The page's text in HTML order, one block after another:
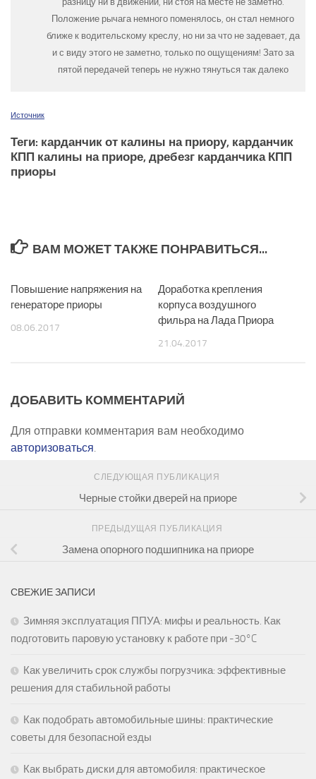
Положение рычага немного поменялось, он стал немного
ближе к водительскому креслу, но ни за что не задевает, да
и с виду этого не заметно, только по ощущениям! Зато за
пятой передачей теперь не нужно тянуться так далеко
Источник
Теги: карданчик от калины на приору, карданчик
КПП калины на приоре, дребезг карданчика КПП
приоры
ВАМ МОЖЕТ ТАКЖЕ ПОНРАВИТЬСЯ...
Повышение напряжения на
генераторе приоры
08.06.2017
Доработка крепления
корпуса воздушного
фильра на Лада Приора
21.04.2017
ДОБАВИТЬ КОММЕНТАРИЙ
Для отправки комментария вам необходимо
авторизоваться.
СЛЕДУЮЩАЯ ПУБЛИКАЦИЯ
Черные стойки дверей на приоре
ПРЕДЫДУЩАЯ ПУБЛИКАЦИЯ
Замена опорного подшипника на приоре
СВЕЖИЕ ЗАПИСИ
Зимняя эксплуатация ППУА: мифы и реальность. Как
подготовить паровую установку к работе при -30°C
Как увеличить срок службы погрузчика: эффективные
решения для стабильной работы
Как подобрать автомобильные шины: практические
советы для безопасной езды
Как выбрать диски для автомобиля: практическое